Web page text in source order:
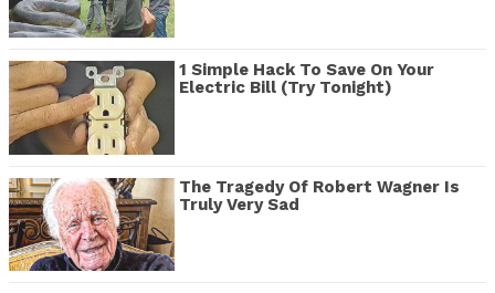
1 Simple Hack To Save On Your
Electric Bill (Try Tonight)
The Tragedy Of Robert Wagner Is
Truly Very Sad